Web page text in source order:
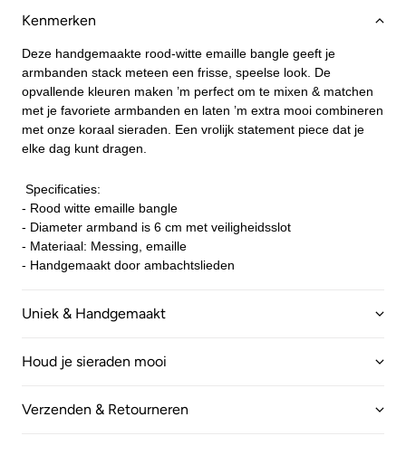
Kenmerken
Deze handgemaakte rood-witte emaille bangle geeft je
armbanden stack meteen een frisse, speelse look. De
opvallende kleuren maken ’m perfect om te mixen & matchen
met je favoriete armbanden en laten ’m extra mooi combineren
met onze koraal sieraden. Een vrolijk statement piece dat je
elke dag kunt dragen.
Specificaties:
- Rood witte emaille bangle
- Diameter armband is 6 cm met veiligheidsslot
- Materiaal: Messing, emaille
- Handgemaakt door ambachtslieden
Uniek & Handgemaakt
Houd je sieraden mooi
Verzenden & Retourneren